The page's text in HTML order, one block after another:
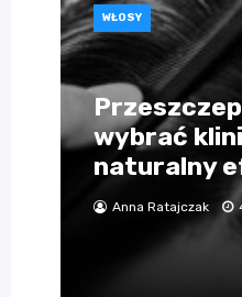
WŁOSY
wybrać
naturalny
Anna Ratajczak